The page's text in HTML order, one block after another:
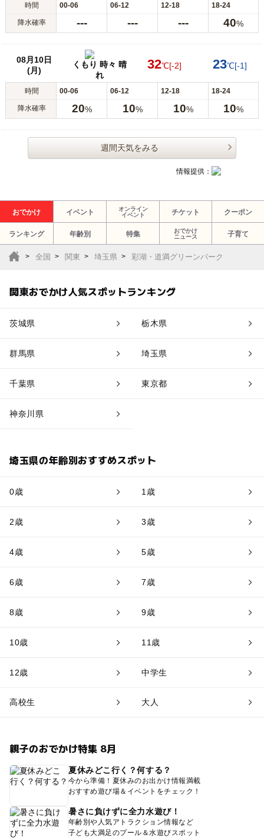
時間 00-06 06-12 12-18 18-24
降水確率 --- --- --- 40%
08月10日
(月)
くもり 時々 晴
れ
32℃[-2] 23℃[-1]
時間 00-06 06-12 12-18 18-24
降水確率 20% 10% 10% 10%
週間天気をみる
情報提供：
おでかけ イベント
オンライン
イベント
チケット クーポン
ランキング 年齢別 特集
おでかけ
ニュース
子育て
全国 関東 埼玉県 彩湖・道満グリーンパーク
関東おでかけ人気スポットランキング
茨城県 栃木県
群馬県 埼玉県
千葉県 東京都
神奈川県
埼玉県の年齢別おすすめスポット
0歳 1歳
2歳 3歳
4歳 5歳
6歳 7歳
8歳 9歳
10歳 11歳
12歳 中学生
高校生 大人
親子のおでかけ特集 8月
夏休みどこ行く？何する？
今から準備！夏休みのお出かけ情報満載
おすすめ遊び場＆イベントをチェック！
暑さに負けずに全力水遊び！
年齢別や人気アトラクション情報など
子ども大満足のプール＆水遊びスポット